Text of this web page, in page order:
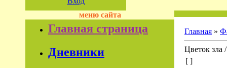
меню сайта
Главная страница
Дневники
Главная »
Цветок зла
[ ]